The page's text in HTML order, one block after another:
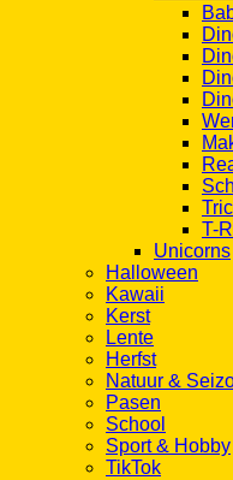
T-
Unicorns
Halloween
Kawaii
Kerst
Lente
Herfst
Natuur &
Pasen
School
Sport & Hobby
TikTok
Sinterklaas